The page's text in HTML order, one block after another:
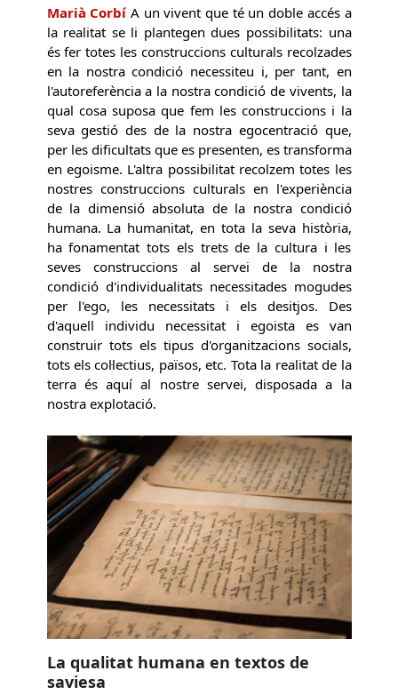
Marià Corbí A un vivent que té un doble accés a
la realitat se li plantegen dues possibilitats: una
és fer totes les construccions culturals recolzades
en la nostra condició necessiteu i, per tant, en
l'autoreferència a la nostra condició de vivents, la
qual cosa suposa que fem les construccions i la
seva gestió des de la nostra egocentració que,
per les dificultats que es presenten, es transforma
en egoisme. L'altra possibilitat recolzem totes les
nostres construccions culturals en l'experiència
de la dimensió absoluta de la nostra condició
humana. La humanitat, en tota la seva història,
ha fonamentat tots els trets de la cultura i les
seves construccions al servei de la nostra
condició d'individualitats necessitades mogudes
per l'ego, les necessitats i els desitjos. Des
d'aquell individu necessitat i egoista es van
construir tots els tipus d'organitzacions socials,
tots els col·lectius, països, etc. Tota la realitat de la
terra és aquí al nostre servei, disposada a la
nostra explotació.
La qualitat humana en textos de
saviesa